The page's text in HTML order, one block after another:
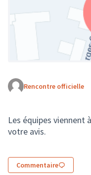
(Lien externe)
Rencontre officielle
Les équipes viennent
votre avis.
Commentaire